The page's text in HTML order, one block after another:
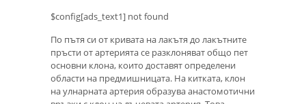
$config[ads_text1] not found
По пътя си от кривата на лакътя до лакътните
пръсти от артерията се разклоняват общо пет
основни клона, които доставят определени
области на предмишницата. На китката, клон
на улнарната артерия образува анастомотични